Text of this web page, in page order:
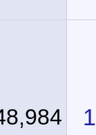
248,984